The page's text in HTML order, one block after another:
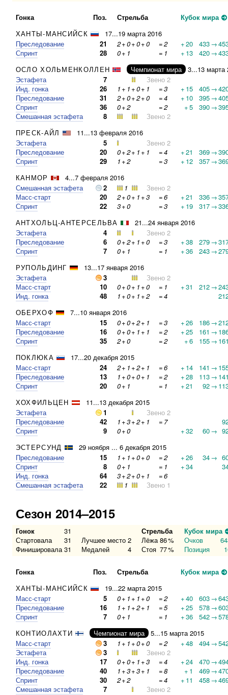
Гонка Поз. Стрельба
Кубок мира
ХАНТЫ-МАНСИЙСК
17...19 марта 2016
Преследование
21 2+0+0+0 =2 +20 433→
Спринт
28 0+ 1 = 1 + 13 420→
ОСЛО ХОЛЬМЕНКОЛЛЕН
Чемпионат мира
3...13 марта
Эстафета
7
Звено 2
Инд. гонка
26 1+ 1+0+ 1 =3 + 15 405→
Преследование
31 2+0+2+0 =4 + 10 395→
Спринт
36 0+2 =2 +5 390→
Смешанная эстафета
8
Звено 2
ПРЕСК-АЙЛ
11...13 февраля 2016
Эстафета
5
Звено 2
Преследование
20 0+2+ 1+ 1 =4 +21 369→
Спринт
29 1+2 =3 + 12 357→
КАНМОР
4...7 февраля 2016
Смешанная эстафета
2 1
Звено 2
Масс-старт
20 2+0+ 1+3 =6 +21 336→
Спринт
22 3+0 =3 + 19 317→
АНТХОЛЬЦ-АНТЕРСЕЛЬВА
21...24 января 2016
Эстафета
4
Звено 2
Преследование
6 0+2+ 1+0 =3 +38 279→
Спринт
7 0+ 1 = 1 +36 243→
РУПОЛЬДИНГ
13...17 января 2016
Эстафета
3
Звено 2
Масс-старт
10 0+0+ 1+0 = 1 +31 212→
Инд. гонка
48 1+0+ 1+2 =4
ОБЕРХОФ
7...10 января 2016
Масс-старт
15 0+0+2+ 1 =3 +26 186→
Преследование
16 0+0+ 1+ 1 =2 +25 161 →
Спринт
35 2+0 =2 +6 155→
ПОКЛЮКА
17...20 декабря 2015
Масс-старт
24 2+ 1+2+ 1 =6 + 14 141 →
Преследование
13 1+0+0+ 1 =2 +28 113→
Спринт
20 0+ 1 = 1 +21 92→
ХОХФИЛЬЦЕН
11...13 декабря 2015
Эстафета
1
Звено 2
Преследование
42 1+3+2+ 1 = 7
Спринт
9 0+0 +32 60→
ЭСТЕРСУНД
29 ноября ... 6 декабря 2015
Преследование
15 1+ 1+0+0 =2 +26 34→
Спринт
8 0+ 1 = 1 +34
Инд. гонка
64 3+2+0+ 1 =6
Смешанная эстафета
22 1 Звено 1
Сезон 2014–2015
Гонок 31 Стрельба
Кубок мира
Стартовала
31 Лучшее место 2 Лёжа 86% Очков
Финишировала 31 Медалей 4 Стоя 77% Позиция
Гонка Поз. Стрельба
Кубок мира
ХАНТЫ-МАНСИЙСК
19...22 марта 2015
Масс-старт
5 0+ 1+ 1+0 =2 +40 603→
Преследование
16 1+ 1+2+ 1 =5 +25 578→
Спринт
7 0+ 1 = 1 +36 542→
КОНТИОЛАХТИ
Чемпионат мира
5...15 марта 2015
Масс-старт
3 1+ 1+0+0 =2 +48 494→
Эстафета
3
Звено 2
Инд. гонка
17 0+0+ 1+3 =4 +24 470→
Преследование
40 1+3+3+ 1 =8 + 1 469→
Спринт
30 2+2 =4 + 11 458→
Смешанная эстафета
7
Звено 2